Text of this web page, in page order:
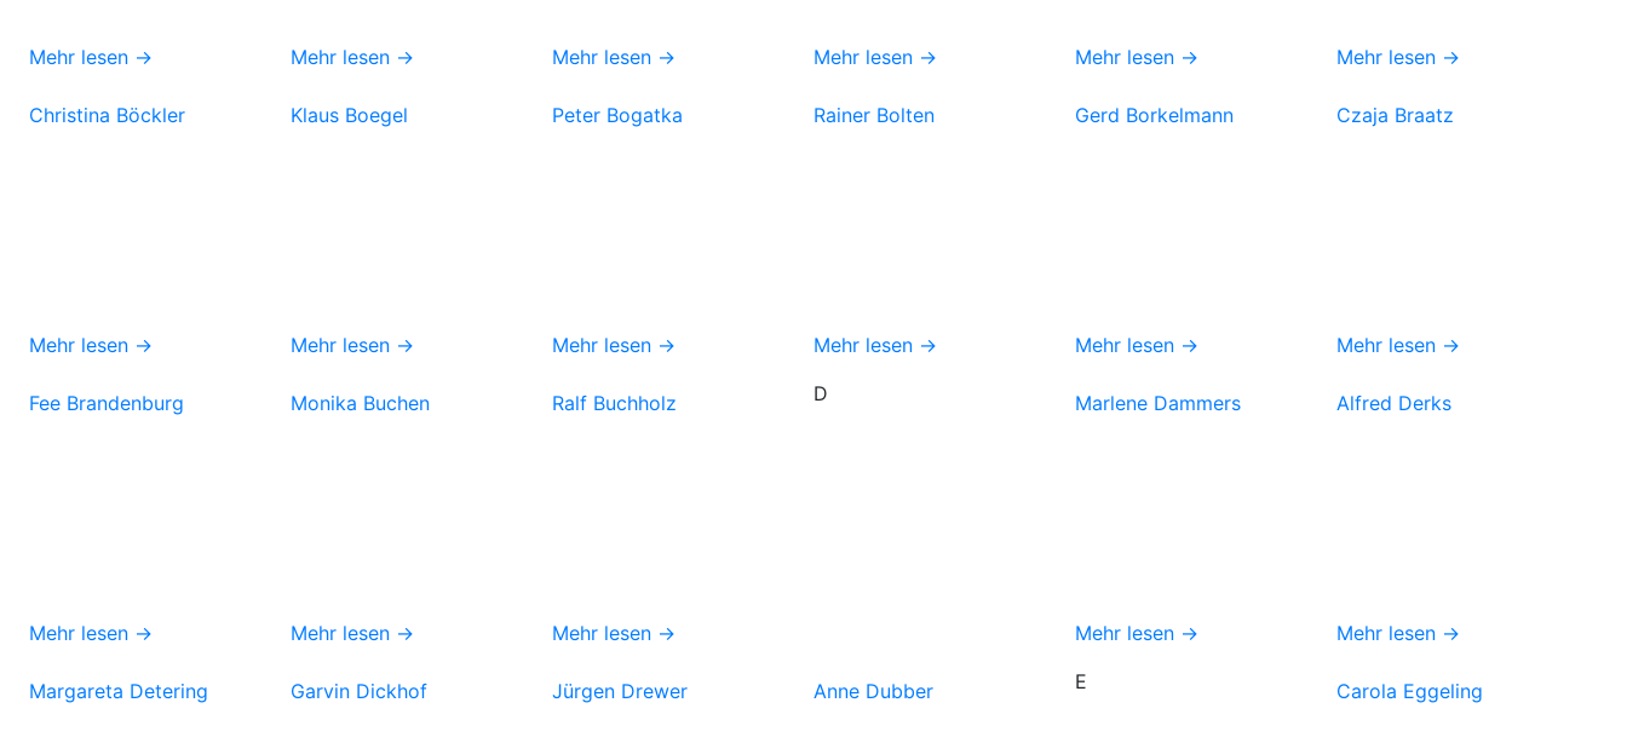
Mehr lesen → Mehr lesen → Mehr lesen → Mehr lesen → Mehr lesen → Mehr lesen →
Christina Böckler
Mehr lesen →
Klaus Boegel
Mehr lesen →
Peter Bogatka
Mehr lesen →
Rainer Bolten
Mehr lesen →
Gerd Borkelmann
Mehr lesen →
Czaja Braatz
Mehr lesen →
Fee Brandenburg
Mehr lesen →
Monika Buchen
Mehr lesen →
Ralf Buchholz
Mehr lesen →
D Marlene Dammers
Mehr lesen →
Alfred Derks
Mehr lesen →
Margareta Detering Garvin Dickhof Jürgen Drewer Anne Dubber E Carola Eggeling